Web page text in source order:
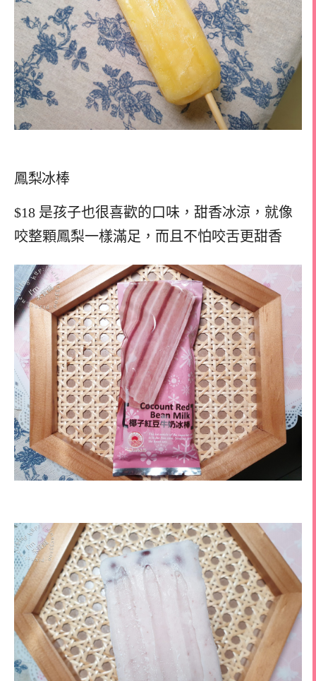
鳳梨冰棒
$18 是孩子也很喜歡的口味，甜香冰涼，就像
咬整顆鳳梨一樣滿足，而且不怕咬舌更甜香